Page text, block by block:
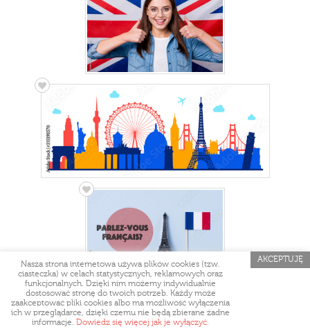
Nasza strona internetowa używa plików cookies (tzw.
ciasteczka) w celach statystycznych, reklamowych oraz
funkcjonalnych. Dzięki nim możemy indywidualnie
dostosować stronę do twoich potrzeb. Każdy może
zaakceptować pliki cookies albo ma możliwość wyłączenia
ich w przeglądarce, dzięki czemu nie będą zbierane żadne
informacje. Dowiedz się więcej jak je wyłączyć.
AKCEPTUJĘ